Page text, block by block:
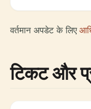
वर्तमान अपडेट के लिए
टिकट और